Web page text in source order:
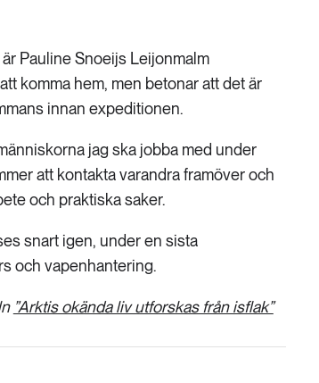
Pauline Snoeijs Leijonmalm
komma hem, men betonar att det är
innan expeditionen.
jag ska jobba med under
att kontakta varandra framöver och
och praktiska saker.
snart igen, under en sista
och vapenhantering.
”Arktis okända liv utforskas från isflak”